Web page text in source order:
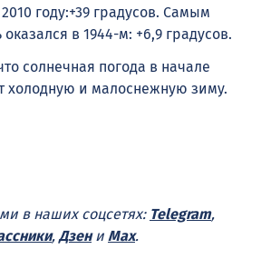
году:+39 градусов. Самым
в 1944-м: +6,9 градусов.
солнечная погода в начале
холодную и малоснежную зиму.
в наших соцсетях: Telegram,
, Дзени Max.